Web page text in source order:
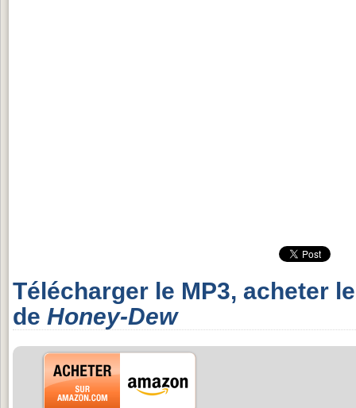
Télécharger le MP3, acheter
de Honey-Dew